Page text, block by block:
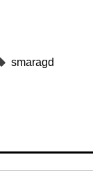
smaragd